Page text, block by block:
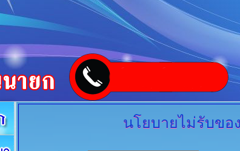
นโยบายไม่รับขอ